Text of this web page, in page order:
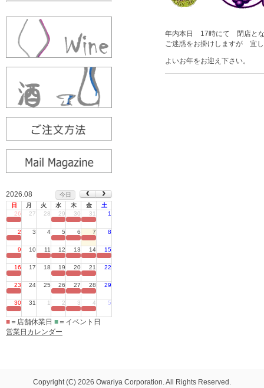
2026.08
今日
日
月 火 水 木 金
土
26
27 28 29 30 31 1
2 3 4 5 6 7 8
9 10 11 12 13 14 15
16 17 18 19 20 21 22
23 24 25 26 27 28 29
30 31 1 2 3 4 5
■ ＝店舗休業日 ■ ＝イベント日
営業日カレンダー
年内本日 17時にて 閉店と
ご迷惑をお掛けしますが 宜
よいお年をお迎え下さい。
Copyright (C) 2026 Owariya Corporation. All Rights Reserved.